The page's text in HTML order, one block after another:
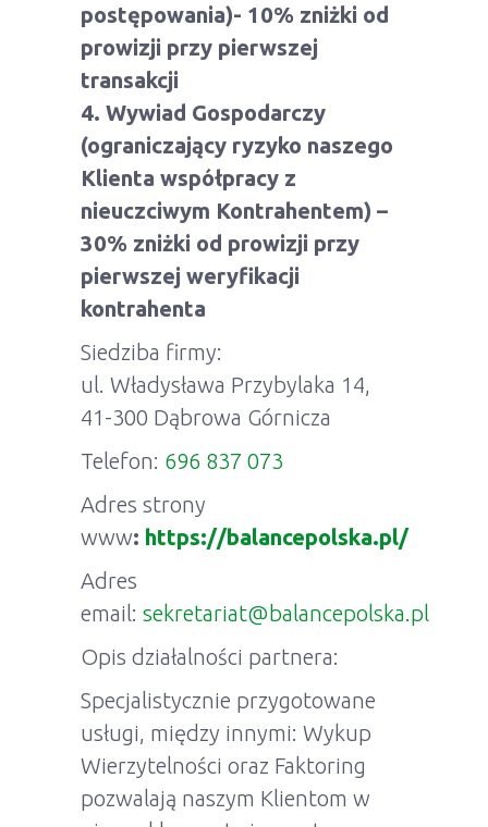
postępowania)- 10% zniżki od
prowizji przy pierwszej
transakcji
4. Wywiad Gospodarczy
(ograniczający ryzyko naszego
Klienta współpracy z
nieuczciwym Kontrahentem) –
30% zniżki od prowizji przy
pierwszej weryfikacji
kontrahenta
Siedziba firmy:
ul. Władysława Przybylaka 14,
41-300 Dąbrowa Górnicza
Telefon: 696 837 073
Adres strony
www: https://balancepolska.pl/
Adres
email: sekretariat@balancepolska.pl
Opis działalności partnera:
Specjalistycznie przygotowane
usługi, między innymi: Wykup
Wierzytelności oraz Faktoring
pozwalają naszym Klientom w